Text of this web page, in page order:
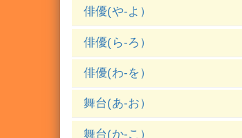
俳優(や-よ）
俳優(ら-ろ）
俳優(わ-を）
舞台(あ-お）
舞台(か-こ）